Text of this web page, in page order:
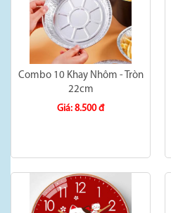
Combo 10 Khay Nhôm - Tròn
22cm
Giá: 8.500 đ